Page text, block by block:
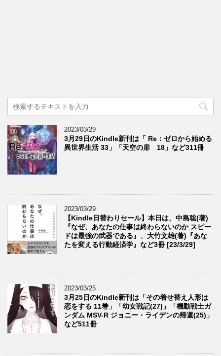
2023/03/29
3月29日のKindle新刊は「 Re：ゼロから始める
異世界生活 33」「天空の扉 18」など311冊
2023/03/29
【Kindle日替わりセール】本日は、中島聡(著)
『なぜ、あなたの仕事は終わらないのか スピー
ドは最強の武器である』、大竹文雄(著)『あな
たを変える行動経済学』など3冊 [23/3/29]
2023/03/25
3月25日のKindle新刊は「その着せ替え人形は
恋をする 11巻」「幼女戦記(27)」「機動戦士ガ
ンダム MSV-R ジョニー・ライデンの帰還(25)」
など511冊